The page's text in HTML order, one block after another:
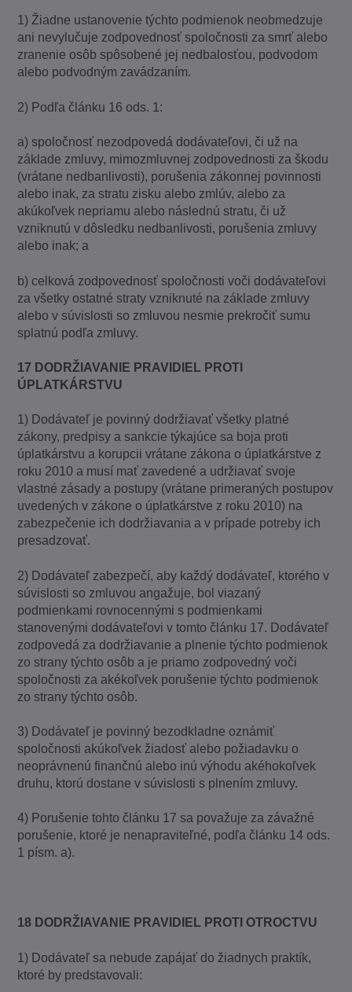
1) Žiadne ustanovenie týchto podmienok neobmedzuje
ani nevylučuje zodpovednosť spoločnosti za smrť alebo
zranenie osôb spôsobené jej nedbalosťou, podvodom
alebo podvodným zavádzaním.
2) Podľa článku 16 ods. 1:
a) spoločnosť nezodpovedá dodávateľovi, či už na
základe zmluvy, mimozmluvnej zodpovednosti za škodu
(vrátane nedbanlivosti), porušenia zákonnej povinnosti
alebo inak, za stratu zisku alebo zmlúv, alebo za
akúkoľvek nepriamu alebo následnú stratu, či už
vzniknutú v dôsledku nedbanlivosti, porušenia zmluvy
alebo inak; a
b) celková zodpovednosť spoločnosti voči dodávateľovi
za všetky ostatné straty vzniknuté na základe zmluvy
alebo v súvislosti so zmluvou nesmie prekročiť sumu
splatnú podľa zmluvy.
17 DODRŽIAVANIE PRAVIDIEL PROTI
ÚPLATKÁRSTVU
1) Dodávateľ je povinný dodržiavať všetky platné
zákony, predpisy a sankcie týkajúce sa boja proti
úplatkárstvu a korupcii vrátane zákona o úplatkárstve z
roku 2010 a musí mať zavedené a udržiavať svoje
vlastné zásady a postupy (vrátane primeraných postupov
uvedených v zákone o úplatkárstve z roku 2010) na
zabezpečenie ich dodržiavania a v prípade potreby ich
presadzovať.
2) Dodávateľ zabezpečí, aby každý dodávateľ, ktorého v
súvislosti so zmluvou angažuje, bol viazaný
podmienkami rovnocennými s podmienkami
stanovenými dodávateľovi v tomto článku 17. Dodávateľ
zodpovedá za dodržiavanie a plnenie týchto podmienok
zo strany týchto osôb a je priamo zodpovedný voči
spoločnosti za akékoľvek porušenie týchto podmienok
zo strany týchto osôb.
3) Dodávateľ je povinný bezodkladne oznámiť
spoločnosti akúkoľvek žiadosť alebo požiadavku o
neoprávnenú finančnú alebo inú výhodu akéhokoľvek
druhu, ktorú dostane v súvislosti s plnením zmluvy.
4) Porušenie tohto článku 17 sa považuje za závažné
porušenie, ktoré je nenapraviteľné, podľa článku 14 ods.
1 písm. a).
18 DODRŽIAVANIE PRAVIDIEL PROTI OTROCTVU
1) Dodávateľ sa nebude zapájať do žiadnych praktík,
ktoré by predstavovali: